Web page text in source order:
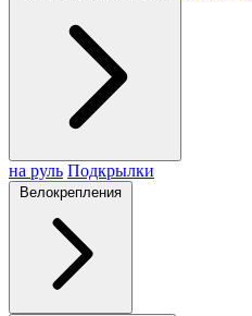
на руль Подкрылки
Велокрепления